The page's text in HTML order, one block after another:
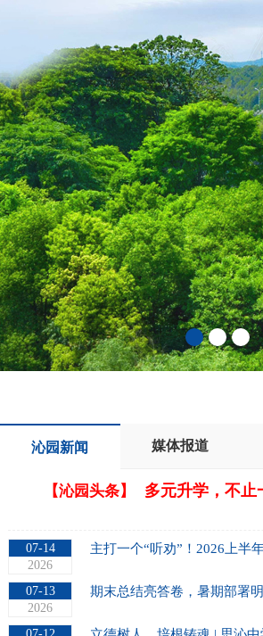
沁园新闻 媒体报道
【沁园头条】 多元升学，不止
07-14
2026
主打一个“听劝”！2026上半
07-13
2026
期末总结亮答卷，暑期部署